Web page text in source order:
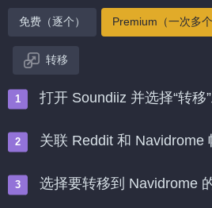
免费（逐个） Premium（一次多个
转移
打开 Soundiiz 并选择“转移
关联 Reddit 和 Navidrome
选择要转移到 Navidrome